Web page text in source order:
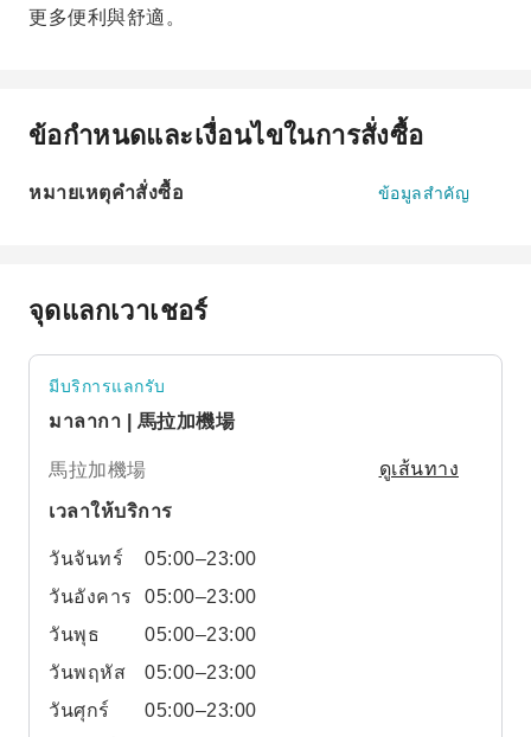
更多便利與舒適。
ข้อกำหนดและเงื่อนไขในการสั่งซื้อ
หมายเหตุคำสั่งซื้อ ข้อมูลสำคัญ
จุดแลกเวาเชอร์
มีบริการแลกรับ
มาลากา | 馬拉加機場
馬拉加機場 ดูเส้นทาง
เวลาให้บริการ
วันจันทร์
05:00–23:00
วันอังคาร
05:00–23:00
วันพุธ
05:00–23:00
วันพฤหัส
05:00–23:00
วันศุกร์
05:00–23:00